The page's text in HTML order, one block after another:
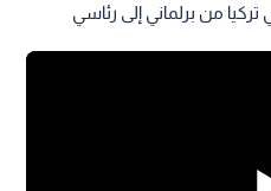
من برلماني إلى رئاسي